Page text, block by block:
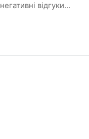
відгуки...